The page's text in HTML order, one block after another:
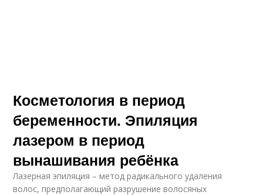
Косметология в период
беременности. Эпиляция
лазером в период
вынашивания ребёнка
Лазерная эпиляция – метод радикального удаления
волос, предполагающий разрушение волосяных